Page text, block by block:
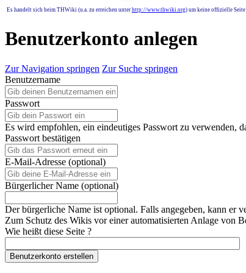
Es handelt sich beim THWiki (u.a. zu erreichen unter http://www.thwiki.org) um keine offizielle Seite
Benutzerkonto anlegen
Zur Navigation springen Zur Suche springen
Benutzername
Passwort
Es wird empfohlen, ein eindeutiges Passwort zu verwenden,
Passwort bestätigen
E-Mail-Adresse (optional)
Bürgerlicher Name (optional)
Der bürgerliche Name ist optional. Falls angegeben, kann er
Zum Schutz des Wikis vor einer automatisierten Anlage von
Wie heißt diese Seite ?
Benutzerkonto erstellen